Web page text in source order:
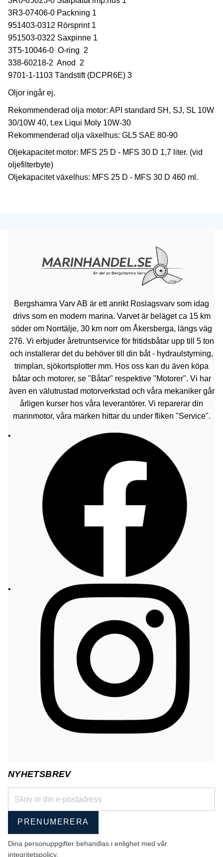
3R3-07406-0 Packning 1
951403-0312 Rörsprint 1
951503-0322 Saxpinne 1
3T5-10046-0 O-ring 2
338-60218-2 Anod 2
9701-1-1103 Tändstift (DCPR6E) 3
Oljor ingår ej.
Rekommenderad olja motor: API standard SH, SJ, SL 10W
30/10W 40, t.ex Liqui Moly 10W-30
Rekommenderad olja växelhus: GL5 SAE 80-90
Oljekapacitet motor: MFS 25 D - MFS 30 D 1,7 liter. (vid
oljefilterbyte)
Oljekapacitet växelhus: MFS 25 D - MFS 30 D 460 ml.
Bergshamra Varv AB är ett anrikt Roslagsvarv som idag
drivs som en modern marina. Varvet är beläget ca 15 km
söder om Norrtälje, 30 km norr om Åkersberga, längs väg
276. Vi erbjuder åretruntservice för fritidsbåtar upp till 5 ton
och installerar det du behöver till din båt - hydraulstyrning,
trimplan, sjökortsplotter mm. Hos oss kan du även köpa
båtar och motorer, se "Båtar" respektive "Motorer". Vi har
även en välutrustad motorverkstad och våra mekaniker går
årligen kurser hos våra leverantörer. Vi reparerar din
marinmotor, våra märken hittar du under fliken "Service".
NYHETSBREV
PRENUMERERA
Dina personuppgifter behandlas i enlighet med vår
integritetspolicy.